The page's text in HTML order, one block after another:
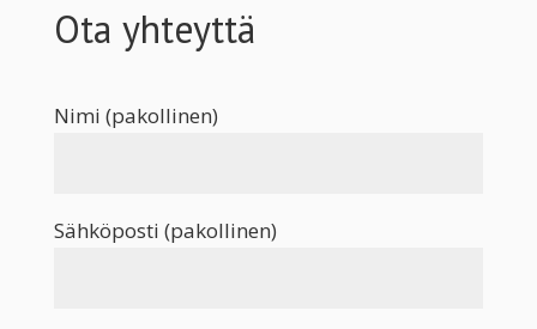
Ota yhteyttä
Nimi (pakollinen)
Sähköposti (pakollinen)